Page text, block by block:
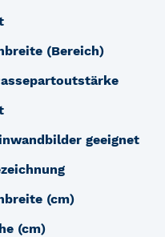
(Bereich)
geeignet
(cm)
(cm)